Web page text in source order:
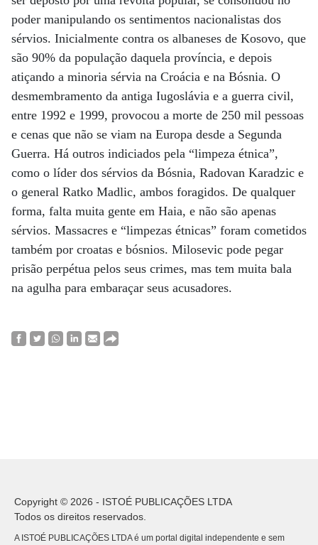
poder manipulando os sentimentos nacionalistas dos
sérvios. Inicialmente contra os albaneses de Kosovo, que
são 90% da população daquela província, e depois
atiçando a minoria sérvia na Croácia e na Bósnia. O
desmembramento da antiga Iugoslávia e a guerra civil,
entre 1992 e 1999, provocou a morte de 250 mil pessoas
e cenas que não se viam na Europa desde a Segunda
Guerra. Há outros indiciados pela “limpeza étnica”,
como o líder dos sérvios da Bósnia, Radovan Karadzic e
o general Ratko Madlic, ambos foragidos. De qualquer
forma, falta muita gente em Haia, e não são apenas
sérvios. Massacres e “limpezas étnicas” foram cometidos
também por croatas e bósnios. Milosevic pode pegar
prisão perpétua pelos seus crimes, mas tem muita bala
na agulha para embaraçar seus acusadores.
Copyright © 2026 - ISTOÉ PUBLICAÇÕES LTDA
Todos os direitos reservados.
A ISTOÉ PUBLICAÇÕES LTDA é um portal digital independente e sem